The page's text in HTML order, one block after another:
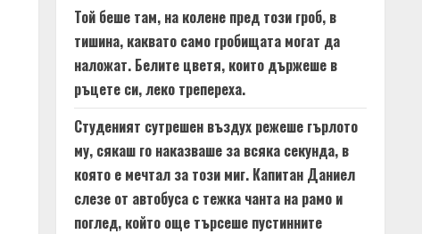
Той беше там, на колене пред този гроб, в
тишина, каквато само гробищата могат да
наложат. Белите цветя, които държеше в
ръцете си, леко трепереха.
Студеният сутрешен въздух режеше гърлото
му, сякаш го наказваше за всяка секунда, в
която е мечтал за този миг. Капитан Даниел
слезе от автобуса с тежка чанта на рамо и
поглед, който още търсеше пустинните